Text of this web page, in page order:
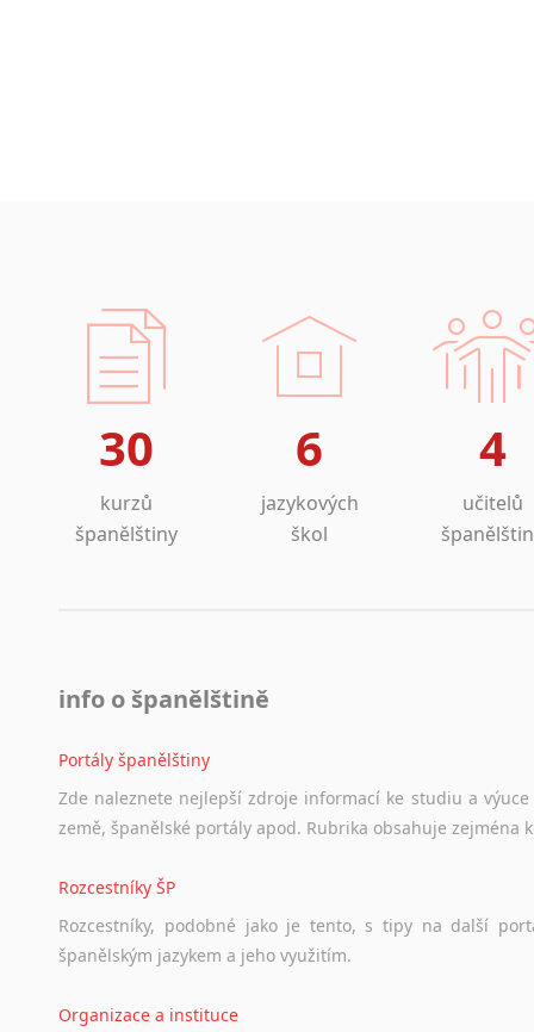
30
kurzů
španělštiny
6
jazykových
škol
4
učitelů
info o španělštině
Portály španělštiny
Zde naleznete nejlepší zdroje informací ke studiu a výuce
země, španělské portály apod. Rubrika obsahuje zejména
Rozcestníky ŠP
Rozcestníky, podobné jako je tento, s tipy na další
španělským jazykem a jeho využitím.
Organizace a instituce